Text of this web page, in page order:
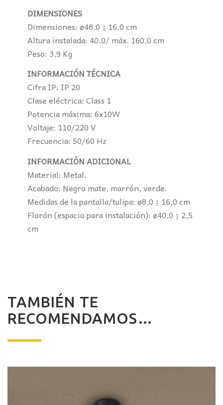
DIMENSIONES
Dimensiones: ø48,0 ↨ 16,0 cm
Altura instalada: 40,0/ máx. 160,0 cm
Peso: 3,9 Kg
INFORMACIÓN TÉCNICA
Cifra IP: IP 20
Clase eléctrica: Class 1
Potencia máxima: 6x10W
Voltaje: 110/220 V
Frecuencia: 50/60 Hz
INFORMACIÓN ADICIONAL
Material: Metal.
Acabado: Negro mate, marrón, verde.
Medidas de la pantalla/tulipa: ø8,0 ↨ 16,0 cm
Florón (espacio para instalación): ø40,0 ↨ 2,5
cm
TAMBIÉN TE
RECOMENDAMOS…